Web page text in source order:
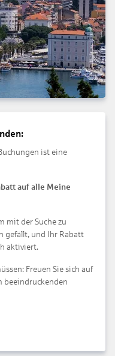
ist eine
auf alle Meine
mit der Suche zu
gefällt, und Ihr Rabatt
aktiviert.
Freuen Sie sich auf
beeindruckenden